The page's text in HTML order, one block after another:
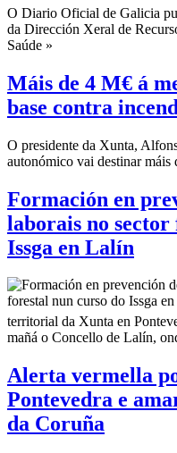
O Diario Oficial de Galicia
da Dirección Xeral de
Saúde »
Máis de 4 M€ á
base contra
O presidente da Xunta,
autonómico vai destinar máis
Formación en
laborais no
Issga en Lalín
territorial da Xunta en
mañá o Concello de Lalín,
Alerta vermella
Pontevedra e
da Coruña